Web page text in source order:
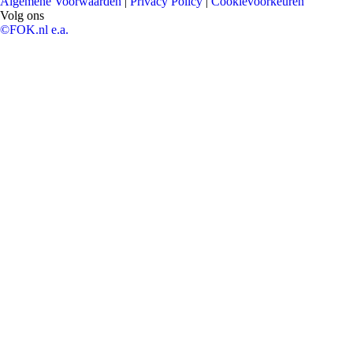
Volg ons
©FOK.nl e.a.